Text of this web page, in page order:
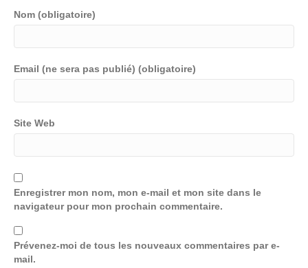
Nom (obligatoire)
Email (ne sera pas publié) (obligatoire)
Site Web
Enregistrer mon nom, mon e-mail et mon site dans le
navigateur pour mon prochain commentaire.
Prévenez-moi de tous les nouveaux commentaires par e-
mail.